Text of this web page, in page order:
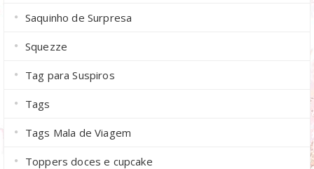
Saquinho de Surpresa
Squezze
Tag para Suspiros
Tags
Tags Mala de Viagem
Toppers doces e cupcake